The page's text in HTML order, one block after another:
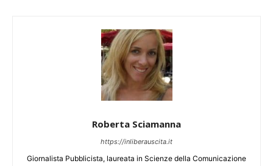
Roberta Sciamanna
https://inliberauscita.it
Giornalista Pubblicista, laureata in Scienze della Comunicazione